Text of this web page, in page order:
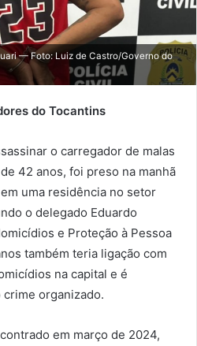
— Foto: Luiz de Castro/Governo do
do Tocantins
o carregador de malas
42 anos, foi preso na manhã
uma residência no setor
o delegado Eduardo
e Proteção à Pessoa
também teria ligação com
na capital e é
organizado.
em março de 2024,